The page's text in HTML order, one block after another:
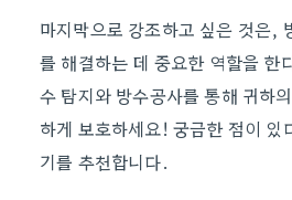
마지막으로 강조하고 싶은 것은,
를 해결하는 데 중요한 역할을 한
수 탐지와 방수공사를 통해 귀하
하게 보호하세요! 궁금한 점이 있
기를 추천합니다.